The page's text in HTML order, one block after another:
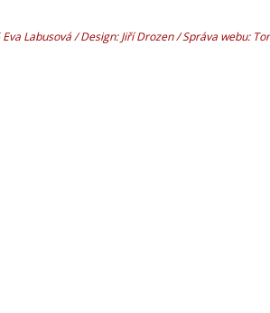
Labusová / Design: Jiří Drozen / Správa webu: